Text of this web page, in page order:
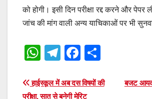
को होगी। इसी दिन परीक्षा रद्द करने और
जांच की मांग वाली अन्य याचिकाओं पर भी
W
at
T
e
F
c
ar
Post
बजट
हाईस्कूल में अब दस विषयों की
परीक्षा, सात से बनेगी मेरिट